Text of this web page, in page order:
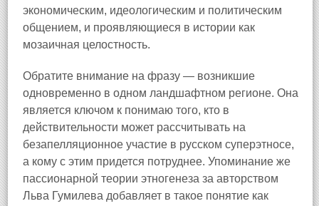
экономическим, идеологическим и политическим
общением, и проявляющиеся в истории как
мозаичная целостность.
Обратите внимание на фразу — возникшие
одновременно в одном ландшафтном регионе. Она
является ключом к понимаю того, кто в
действительности может рассчитывать на
безапелляционное участие в русском суперэтносе,
а кому с этим придется потруднее. Упоминание же
пассионарной теории этногенеза за авторством
Льва Гумилева добавляет в такое понятие как